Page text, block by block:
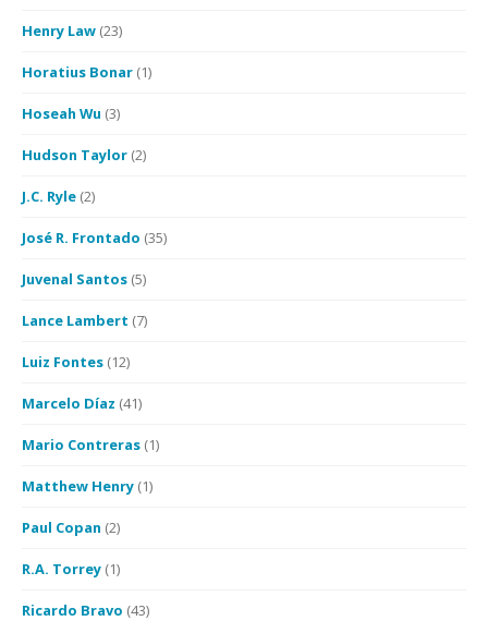
Henry Law (23)
Horatius Bonar (1)
Hoseah Wu (3)
Hudson Taylor (2)
J.C. Ryle (2)
José R. Frontado (35)
Juvenal Santos (5)
Lance Lambert (7)
Luiz Fontes (12)
Marcelo Díaz (41)
Mario Contreras (1)
Matthew Henry (1)
Paul Copan (2)
R.A. Torrey (1)
Ricardo Bravo (43)